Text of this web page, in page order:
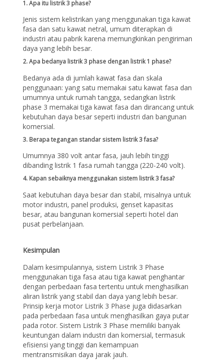
1. Apa itu listrik 3 phase?
Jenis sistem kelistrikan yang menggunakan tiga kawat
fasa dan satu kawat netral, umum diterapkan di
industri atau pabrik karena memungkinkan pengiriman
daya yang lebih besar.
2. Apa bedanya listrik 3 phase dengan listrik 1 phase?
Bedanya ada di jumlah kawat fasa dan skala
penggunaan: yang satu memakai satu kawat fasa dan
umumnya untuk rumah tangga, sedangkan listrik
phase 3 memakai tiga kawat fasa dan dirancang untuk
kebutuhan daya besar seperti industri dan bangunan
komersial.
3. Berapa tegangan standar sistem listrik 3 fasa?
Umumnya 380 volt antar fasa, jauh lebih tinggi
dibanding listrik 1 fasa rumah tangga (220-240 volt).
4. Kapan sebaiknya menggunakan sistem listrik 3 fasa?
Saat kebutuhan daya besar dan stabil, misalnya untuk
motor industri, panel produksi, genset kapasitas
besar, atau bangunan komersial seperti hotel dan
pusat perbelanjaan.
Kesimpulan
Dalam kesimpulannya, sistem Listrik 3 Phase
menggunakan tiga fasa atau tiga kawat penghantar
dengan perbedaan fasa tertentu untuk menghasilkan
aliran listrik yang stabil dan daya yang lebih besar.
Prinsip kerja motor Listrik 3 Phase juga didasarkan
pada perbedaan fasa untuk menghasilkan gaya putar
pada rotor. Sistem Listrik 3 Phase memiliki banyak
keuntungan dalam industri dan komersial, termasuk
efisiensi yang tinggi dan kemampuan
mentransmisikan daya jarak jauh.